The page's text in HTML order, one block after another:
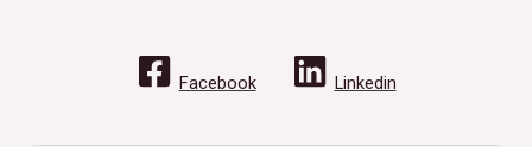
Facebook Linkedin